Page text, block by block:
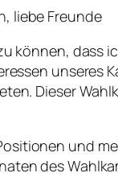
liebe Freunde
können, dass
unseres
Dieser
und
des